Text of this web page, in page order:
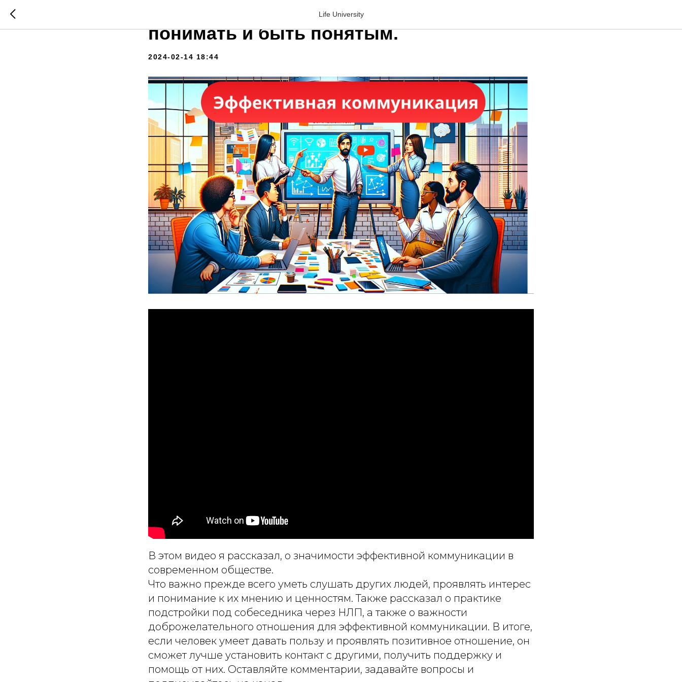
Life University
Эффективная коммуникация. Как
понимать и быть понятым.
2024-02-14 18:44
В этом видео я рассказал, о значимости эффективной коммуникации в
современном обществе.
Что важно прежде всего уметь слушать других людей, проявлять интерес
и понимание к их мнению и ценностям. Также рассказал о практике
подстройки под собеседника через НЛП, а также о важности
доброжелательного отношения для эффективной коммуникации. В итоге,
если человек умеет давать пользу и проявлять позитивное отношение, он
сможет лучше установить контакт с другими, получить поддержку и
помощь от них. Оставляйте комментарии, задавайте вопросы и